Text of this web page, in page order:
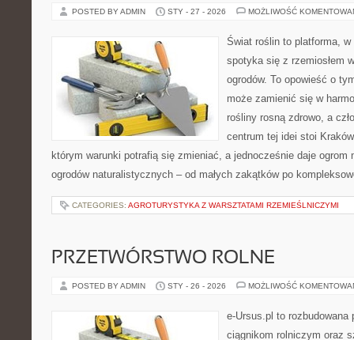
POSTED BY ADMIN STY - 27 - 2026 MOŻLIWOŚĆ
Świat roślin to platforma,
spotyka się z rzemiosłem
ogrodów. To opowieść o
może zamienić się w
rośliny rosną zdrowo, a
centrum tej idei stoi
którym warunki potrafią się zmieniać, a jednocześnie daje ogrom
ogrodów naturalistycznych – od małych zakątków po
CATEGORIES: AGROTURYSTYKA Z WARSZTATAMI RZEMIEŚLNICZYMI
PRZETWÓRSTWO ROLNE
POSTED BY ADMIN STY - 26 - 2026 MOŻLIWOŚĆ
e-Ursus.pl to rozbudowana
ciągnikom rolniczym oraz